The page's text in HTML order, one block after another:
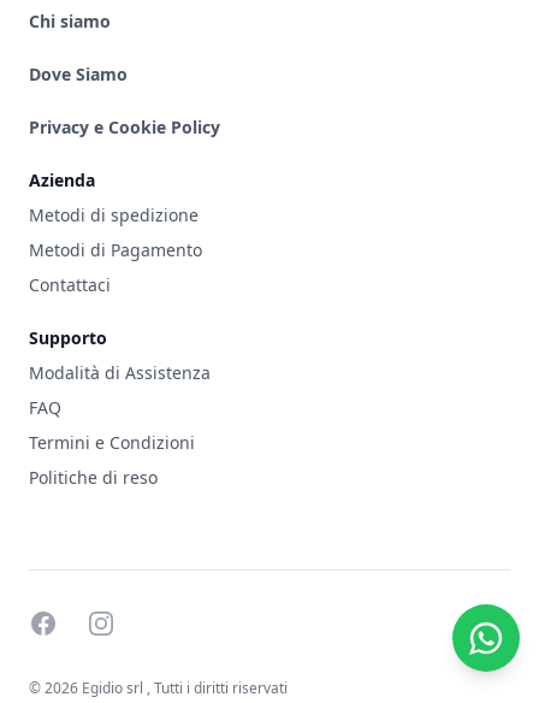
Chi siamo
Dove Siamo
Privacy e Cookie Policy
Azienda
Metodi di spedizione
Metodi di Pagamento
Contattaci
Supporto
Modalità di Assistenza
FAQ
Termini e Condizioni
Politiche di reso
facebookinstagram
© 2026 Egidio srl , Tutti i diritti riservati